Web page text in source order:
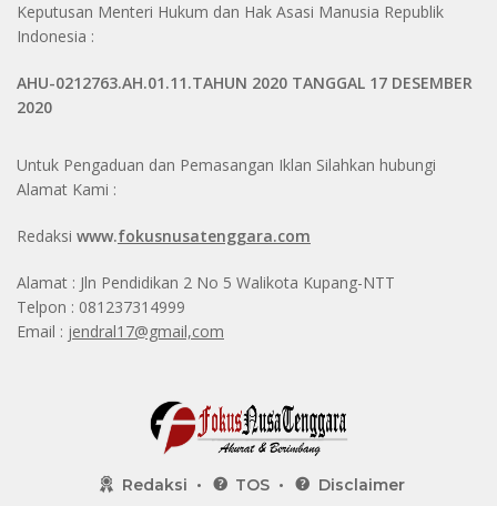
Keputusan Menteri Hukum dan Hak Asasi Manusia Republik
Indonesia :
AHU-0212763.AH.01.11.TAHUN 2020 TANGGAL 17 DESEMBER
2020
Untuk Pengaduan dan Pemasangan Iklan Silahkan hubungi
Alamat Kami :
Redaksi www.fokusnusatenggara.com
Alamat : Jln Pendidikan 2 No 5 Walikota Kupang-NTT
Telpon : 081237314999
Email : jendral17@gmail,com
Redaksi TOS Disclaimer